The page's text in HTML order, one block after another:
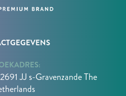
JJ s-Gravenzande The